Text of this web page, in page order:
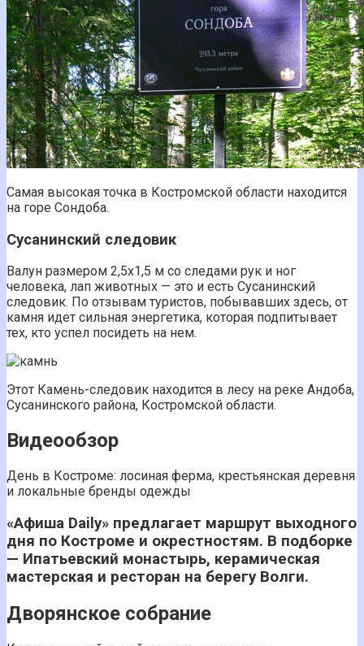
Самая высокая точка в Костромской области находится
на горе Сондоба.
Сусанинский следовик
Валун размером 2,5х1,5 м со следами рук и ног
человека, лап животных — это и есть Сусанинский
следовик. По отзывам туристов, побывавших здесь, от
камня идет сильная энергетика, которая подпитывает
тех, кто успел посидеть на нем.
Этот Камень-следовик находится в лесу на реке Андоба,
Сусанинского района, Костромской области.
Видеообзор
День в Костроме: лосиная ферма, крестьянская деревня
и локальные бренды одежды
«Афиша Daily» предлагает маршрут выходного
дня по Костроме и окрестностям. В подборке
— Ипатьевский монастырь, керамическая
мастерская и ресторан на берегу Волги.
Дворянское собрание